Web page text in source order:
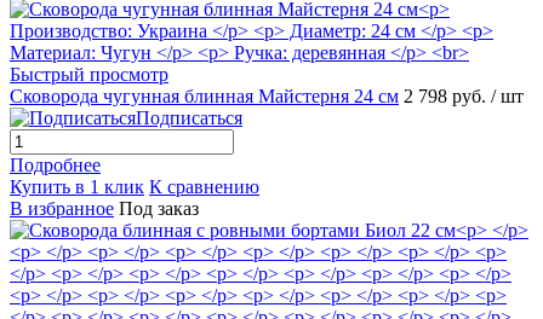
Быстрый просмотр
Сковорода чугунная блинная Майстерня 24 см 2 798 руб. / шт
Подписаться
Подробнее
Купить в 1 клик К сравнению
В избранное Под заказ